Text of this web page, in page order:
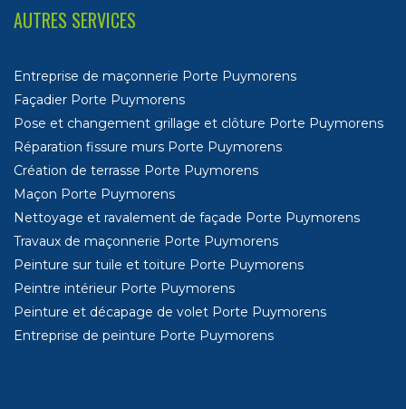
AUTRES SERVICES
Entreprise de maçonnerie Porte Puymorens
Façadier Porte Puymorens
Pose et changement grillage et clôture Porte Puymorens
Réparation fissure murs Porte Puymorens
Création de terrasse Porte Puymorens
Maçon Porte Puymorens
Nettoyage et ravalement de façade Porte Puymorens
Travaux de maçonnerie Porte Puymorens
Peinture sur tuile et toiture Porte Puymorens
Peintre intérieur Porte Puymorens
Peinture et décapage de volet Porte Puymorens
Entreprise de peinture Porte Puymorens